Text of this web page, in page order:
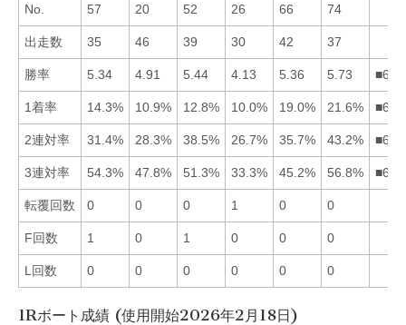
No. 57 20 52 26 66 74
出走数 35 46 39 30 42 37
勝率 5.34 4.91 5.44 4.13 5.36 5.73
1着率 14.3% 10.9% 12.8% 10.0% 19.0% 21.6%
2連対率 31.4% 28.3% 38.5% 26.7% 35.7% 43.2%
3連対率 54.3% 47.8% 51.3% 33.3% 45.2% 56.8%
転覆回数 0 0 0 1 0 0
F回数 1 0 1 0 0 0
L回数 0 0 0 0 0 0
1Rボート成績 (使用開始2026年2月18日)